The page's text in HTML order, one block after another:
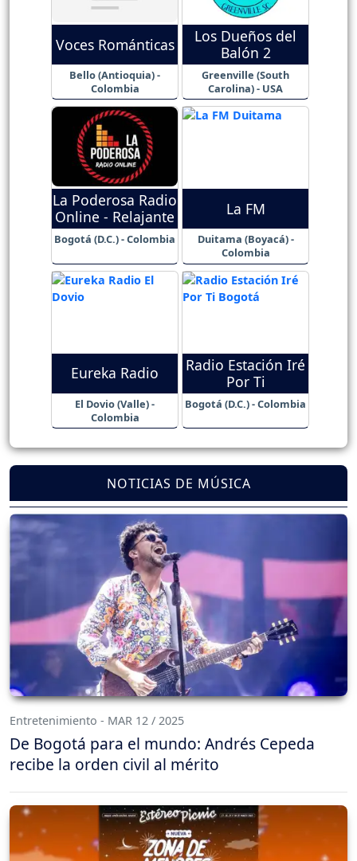
Voces Románticas
Bello (Antioquia) -
Colombia
Los Dueños del
Balón 2
Greenville (South
Carolina) - USA
La Poderosa Radio
Online - Relajante
Bogotá (D.C.) - Colombia
La FM
Duitama (Boyacá) -
Colombia
Eureka Radio
El Dovio (Valle) -
Colombia
Radio Estación Iré
Por Ti
Bogotá (D.C.) - Colombia
NOTICIAS DE MÚSICA
Entretenimiento - MAR 12 / 2025
De Bogotá para el mundo: Andrés Cepeda
recibe la orden civil al mérito